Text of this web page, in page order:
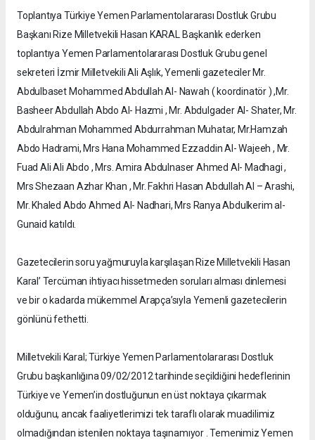
Toplantıya Türkiye Yemen Parlamentolararası Dostluk Grubu
Başkanı Rize Milletvekili Hasan KARAL Başkanlık ederken
toplantıya Yemen Parlamentolararası Dostluk Grubu genel
sekreteri İzmir Milletvekili Ali Aşlık, Yemenli gazeteciler Mr.
Abdulbaset Mohammed Abdullah Al- Nawah ( koordinatör ) ,Mr.
Basheer Abdullah Abdo Al- Hazmi , Mr. Abdulgader Al- Shater, Mr.
Abdulrahman Mohammed Abdurrahman Muhatar, Mr.Hamzah
Abdo Hadrami, Mrs Hana Mohammed Ezzaddin Al- Wajeeh , Mr.
Fuad Ali Ali Abdo , Mrs. Amira Abdulnaser Ahmed Al- Madhagi ,
Mrs Shezaan Azhar Khan , Mr. Fakhri Hasan Abdullah Al – Arashi,
Mr. Khaled Abdo Ahmed Al- Nadhari, Mrs Ranya Abdulkerim al-
Gunaid katıldı.
Gazetecilerin soru yağmuruyla karşılaşan Rize Milletvekili Hasan
Karal’ Tercüman ihtiyacı hissetmeden soruları alması dinlemesi
ve bir o kadarda mükemmel Arapça’sıyla Yemenli gazetecilerin
gönlünü fethetti.
Milletvekili Karal; Türkiye Yemen Parlamentolararası Dostluk
Grubu başkanlığına 09/02/2012 tarihinde seçildiğini hedeflerinin
Türkiye ve Yemen’in dostluğunun en üst noktaya çıkarmak
olduğunu, ancak faaliyetlerimizi tek taraflı olarak muadilimiz
olmadığından istenilen noktaya taşınamıyor . Temenimiz Yemen